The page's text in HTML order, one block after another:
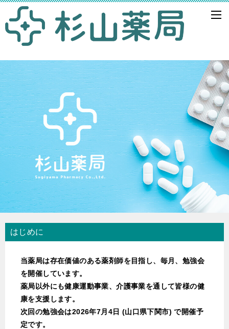
はじめに
当薬局は存在価値のある薬剤師を目指し、毎月、勉強会
を開催しています。
薬局以外にも健康運動事業、介護事業を通して皆様の健
康を支援します。
次回の勉強会は2026年7月4日 (山口県下関市) で開催予
定です。